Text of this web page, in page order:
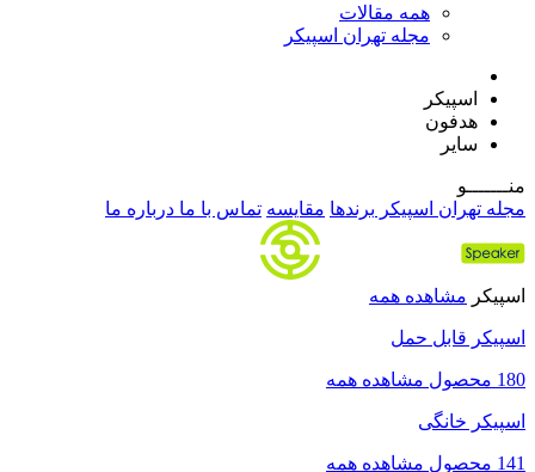
همه مقالات
مجله تهران اسپیکر
اسپیکر
هدفون
سایر
منـــــــو
مجله تهران اسپیکر برندها مقایسه تماس با ما درباره ما
اسپیکر مشاهده همه
اسپیکر قابل حمل
180 محصول مشاهده همه
اسپیکر خانگی
141 محصول مشاهده همه